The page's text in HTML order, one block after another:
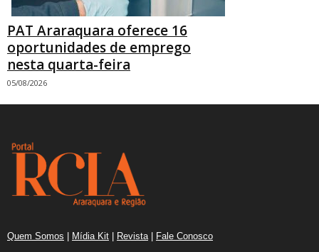
PAT Araraquara oferece 16
oportunidades de emprego
nesta quarta-feira
05/08/2026
Quem Somos | Mídia Kit | Revista | Fale Conosco